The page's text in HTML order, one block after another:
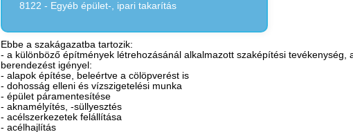
8122 - Egyéb épület-, ipari takarítás
Ebbe a szakágazatba tartozik:
- a különböző építmények létrehozásánál alkalmazott szaképítési
berendezést igényel:
- alapok építése, beleértve a cölöpverést is
- dohosság elleni és vízszigetelési munka
- épület páramentesítése
- aknamélyítés, -süllyesztés
- acélszerkezetek felállítása
- acélhajlítás